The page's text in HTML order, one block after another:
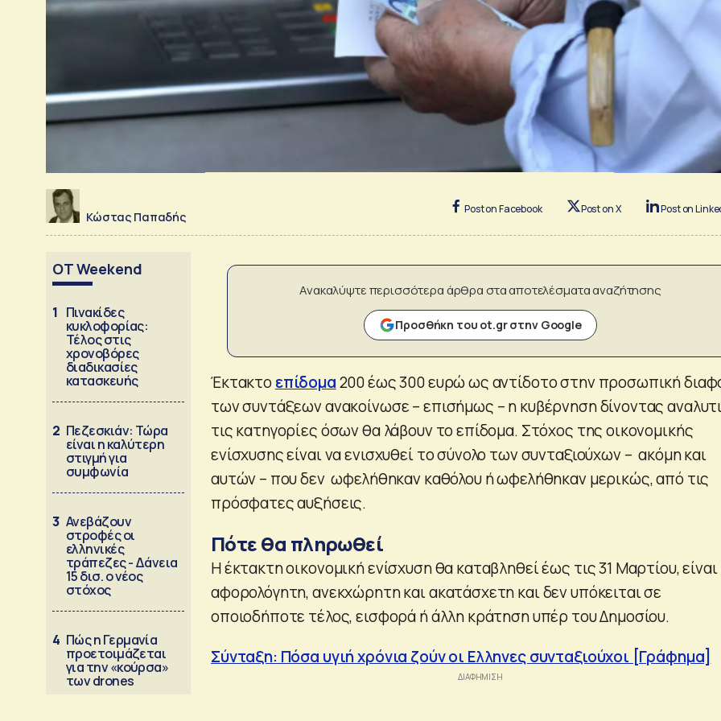
Κώστας Παπαδής
Post on Facebook Post on X Post on
OT Weekend
1 Πινακίδες
κυκλοφορίας:
Τέλος στις
χρονοβόρες
διαδικασίες
κατασκευής
2 Πεζεσκιάν: Τώρα
είναι η καλύτερη
στιγμή για
συμφωνία
3 Ανεβάζουν
στροφές οι
ελληνικές
τράπεζες - Δάνεια
15 δισ. ο νέος
στόχος
4 Πώς η Γερμανία
προετοιμάζεται
για την «κούρσα»
των drones
Ανακαλύψτε περισσότερα άρθρα στα αποτελέσματα αναζήτησης
Προσθήκη του ot.gr στην Google
Έκτακτοεπίδομα200 έως 300 ευρώ ως αντίδοτο στην προσωπική
των συντάξεων ανακοίνωσε – επισήμως – η κυβέρνηση δίνοντας
τις κατηγορίες όσων θα λάβουν το επίδομα. Στόχος της οικονομικής
ενίσχυσης είναι να ενισχυθεί το σύνολο των συνταξιούχων – ακόμη και
αυτών – που δεν ωφελήθηκαν καθόλου ή ωφελήθηκαν μερικώς, από τις
πρόσφατες αυξήσεις.
Πότε θα πληρωθεί
Η έκτακτη οικονομική ενίσχυση θα καταβληθεί έως τις 31 Μαρτίου, είναι
αφορολόγητη, ανεκχώρητη και ακατάσχετη και δεν υπόκειται σε
οποιοδήποτε τέλος, εισφορά ή άλλη κράτηση υπέρ του Δημοσίου.
Σύνταξη: Πόσα υγιή χρόνια ζούν οι Ελληνες συνταξιούχοι [Γράφημα]